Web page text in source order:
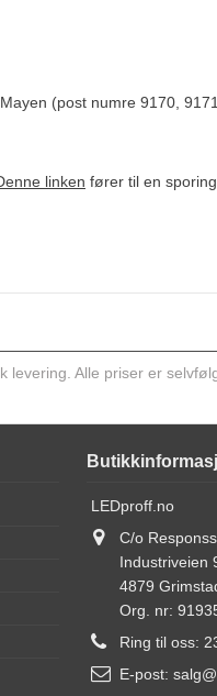
(post numre 9170,
linken fører til en
Alle priser er
LEDproff.no
C/o
Industriveien
4879
Org. nr:
Ring til oss:
E-post: